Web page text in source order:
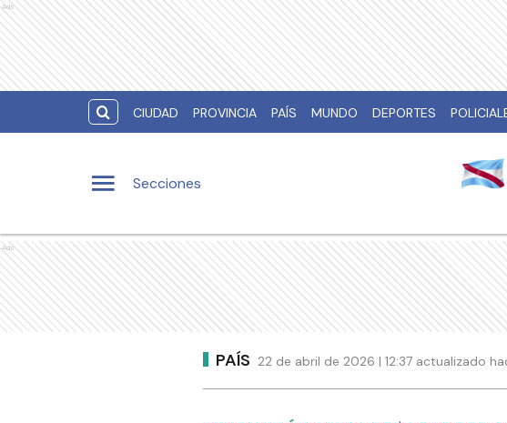
Ads
CIUDAD PROVINCIA PAÍS MUNDO DEPORTES
Secciones
Ads
PAÍS 22 de abril de 2026 | 12:37 actualizado